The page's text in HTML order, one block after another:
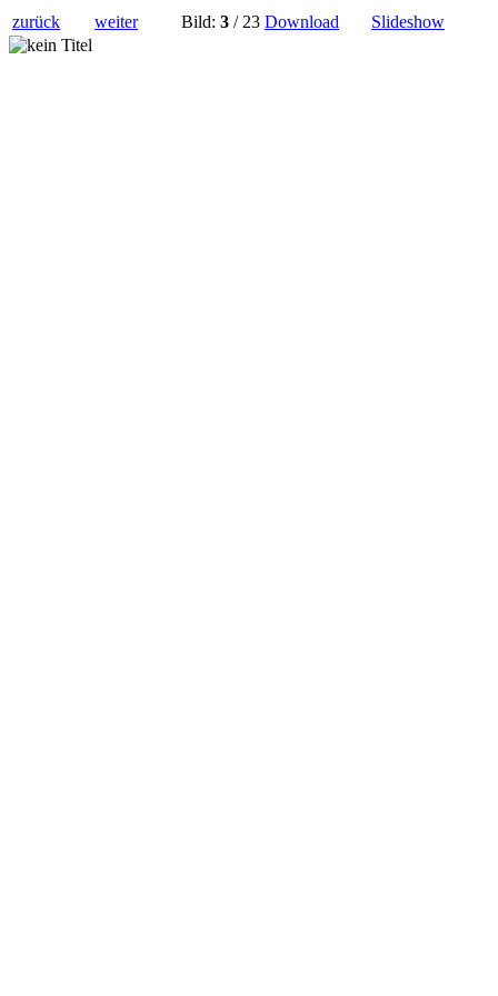
zurück weiter Bild: 3 / 23 Download Slideshow